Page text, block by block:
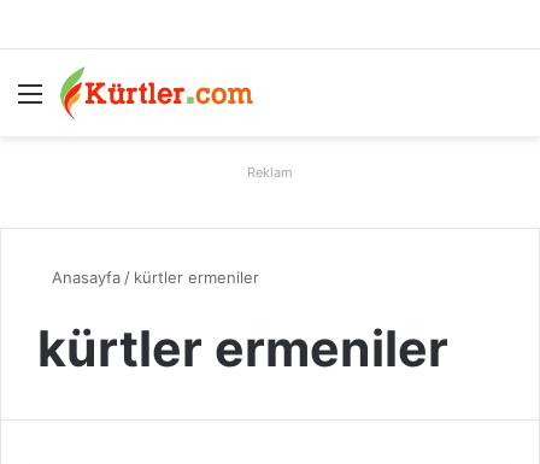
Menü
Reklam
Anasayfa / kürtler ermeniler
kürtler ermeniler